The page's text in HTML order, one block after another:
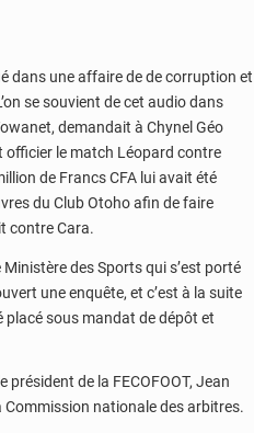
dans une affaire de de corruption et
se souvient de cet audio dans
demandait à Chynel Géo
le match Léopard contre
de Francs CFA lui avait été
du Club Otoho afin de faire
contre Cara.
des Sports qui s’est porté
une enquête, et c’est à la suite
placé sous mandat de dépôt et
président de la FECOFOOT, Jean
nationale des arbitres.